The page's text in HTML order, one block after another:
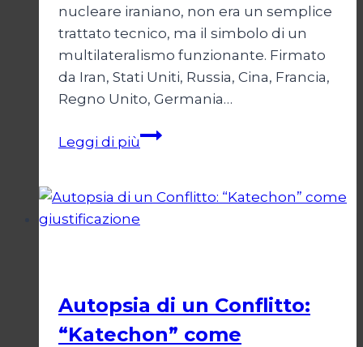
nucleare iraniano, non era un semplice
trattato tecnico, ma il simbolo di un
multilateralismo funzionante. Firmato
da Iran, Stati Uniti, Russia, Cina, Francia,
Regno Unito, Germania…
Leggi di piùJCPOA,
del
Diritto
Autopsia di un Conflitto:
“Katechon” come